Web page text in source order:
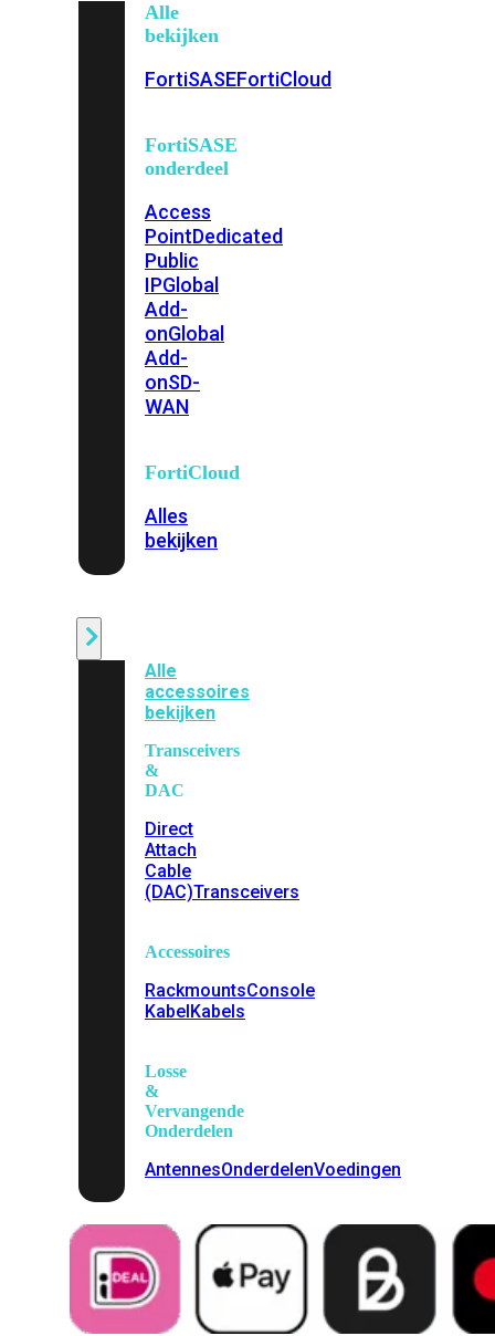
Alle
bekijken
FortiSASEFortiCloud
FortiSASE
onderdeel
Access
PointDedicated
Public
IPGlobal
Add-
onGlobal
Add-
onSD-
WAN
FortiCloud
Alles
bekijken
Alle
accessoires
bekijken
Transceivers
&
DAC
Direct
Attach
Cable
(DAC)Transceivers
Accessoires
RackmountsConsole
KabelKabels
Losse
&
Vervangende
Onderdelen
AntennesOnderdelenVoedingen